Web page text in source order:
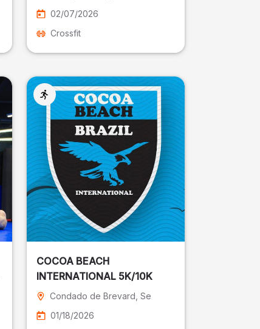
02/07/2026
Crossfit
COCOA BEACH
INTERNATIONAL 5K/10K
Condado de Brevard , Se
01/18/2026